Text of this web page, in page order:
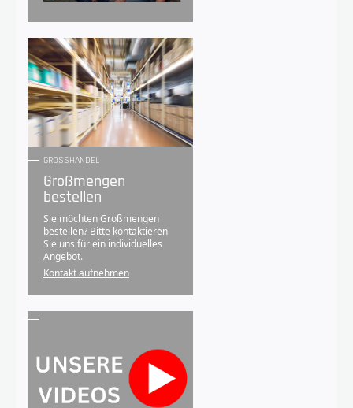
GROSSHANDEL
Großmengen
bestellen
Sie möchten Großmengen
bestellen? Bitte kontaktieren
Sie uns für ein individuelles
Angebot.
Kontakt aufnehmen